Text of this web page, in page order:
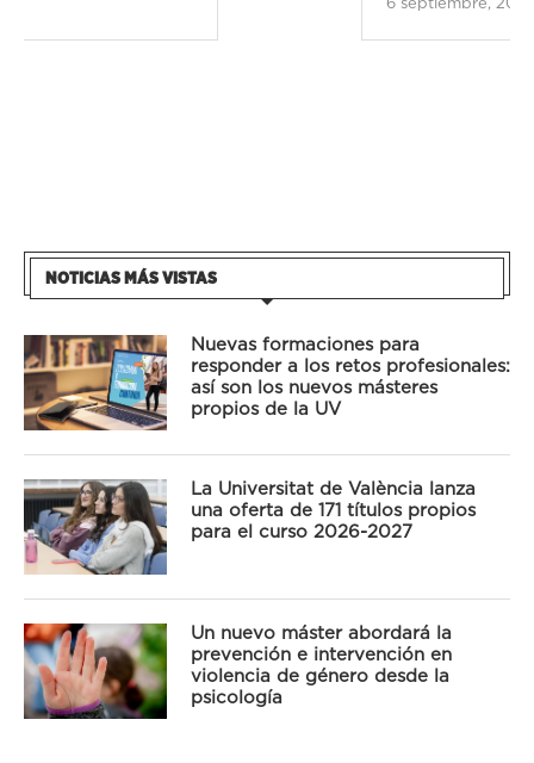
NOTICIAS MÁS VISTAS
Nuevas formaciones para
responder a los retos profesionales:
así son los nuevos másteres
propios de la UV
La Universitat de València lanza
una oferta de 171 títulos propios
para el curso 2026-2027
Un nuevo máster abordará la
prevención e intervención en
violencia de género desde la
psicología